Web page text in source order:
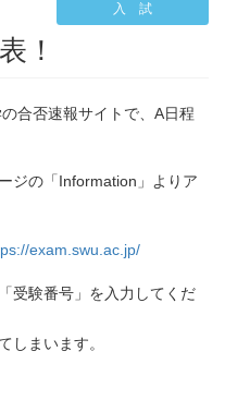
入 試
！
合否速報サイトで、A日程
ジの「Information」よりア
exam.swu.ac.jp/
受験番号」を入力してくだ
しまいます。